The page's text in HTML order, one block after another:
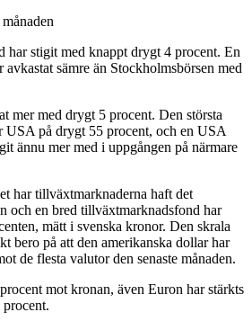
har stigit med knappt drygt 4 procent. En
sämre än Stockholmsbörsen med
mer med drygt 5 procent. Den största
USA på drygt 55 procent, och en USA
ännu mer med i uppgången på närmare
har tillväxtmarknaderna haft det
och en bred tillväxtmarknadsfond har
mätt i svenska kronor. Den skrala
bero på att den amerikanska dollar har
de flesta valutor den senaste månaden.
mot kronan, även Euron har stärkts